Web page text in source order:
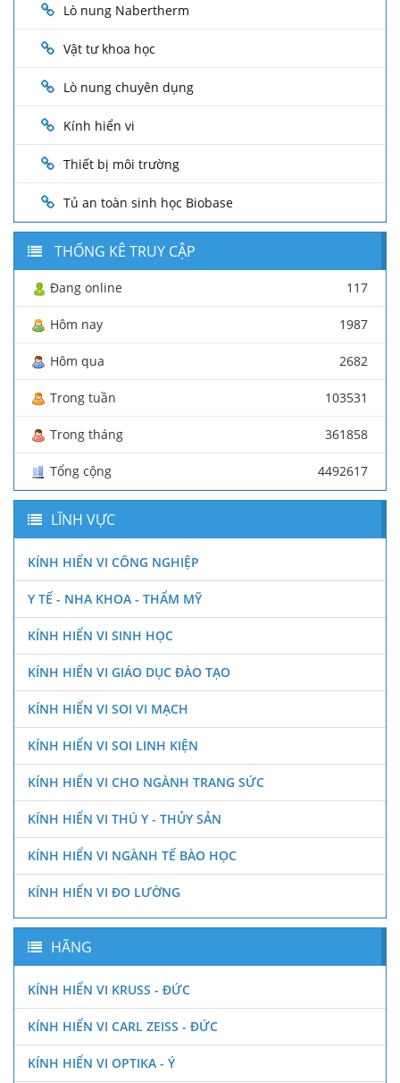
Lò nung Nabertherm
Vật tư khoa học
Lò nung chuyên dụng
Kính hiển vi
Thiết bị môi trường
Tủ an toàn sinh học Biobase
THỐNG KÊ TRUY CẬP
Đang online 117
Hôm nay 1987
Hôm qua 2682
Trong tuần 103531
Trong tháng 361858
Tổng cộng 4492617
LĨNH VỰC
KÍNH HIỂN VI CÔNG NGHIỆP
Y TẾ - NHA KHOA - THẨM MỸ
KÍNH HIỂN VI SINH HỌC
KÍNH HIỂN VI GIÁO DỤC ĐÀO TẠO
KÍNH HIỂN VI SOI VI MẠCH
KÍNH HIỂN VI SOI LINH KIỆN
KÍNH HIỂN VI CHO NGÀNH TRANG SỨC
KÍNH HIỂN VI THÚ Y - THỦY SẢN
KÍNH HIỂN VI NGÀNH TẾ BÀO HỌC
KÍNH HIỂN VI ĐO LƯỜNG
HÃNG
KÍNH HIỂN VI KRUSS - ĐỨC
KÍNH HIỂN VI CARL ZEISS - ĐỨC
KÍNH HIỂN VI OPTIKA - Ý